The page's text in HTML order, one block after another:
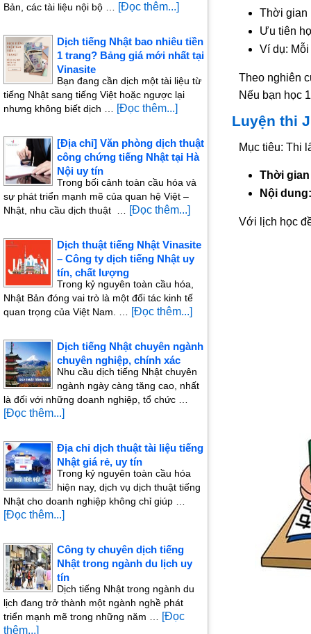
Thời gian
Ưu tiên
Ví dụ:
Theo nghiên
Nếu bạn học
Luyện thi
Mục tiêu: Thi
Thời
Nội
Với lịch học
Bản, các tài liệu nội bộ …
[Đọc thêm...]
Dịch tiếng Nhật bao nhiêu tiền
1 trang? Bảng giá mới nhất tại
Vinasite
Bạn đang cần dịch một tài liệu từ
tiếng Nhật sang tiếng Việt hoặc ngược lại
nhưng không biết dịch …
[Đọc thêm...]
[Địa chỉ] Văn phòng dịch thuật
công chứng tiếng Nhật tại Hà
Nội uy tín
Trong bối cảnh toàn cầu hóa và
sự phát triển mạnh mẽ của quan hệ Việt –
Nhật, nhu cầu dịch thuật …
[Đọc thêm...]
Dịch thuật tiếng Nhật Vinasite
– Công ty dịch tiếng Nhật uy
tín, chất lượng
Trong kỷ nguyên toàn cầu hóa,
Nhật Bản đóng vai trò là một đối tác kinh tế
quan trọng của Việt Nam. …
[Đọc thêm...]
Dịch tiếng Nhật chuyên ngành
chuyên nghiệp, chính xác
Nhu cầu dịch tiếng Nhật chuyên
ngành ngày càng tăng cao, nhất
là đối với những doanh nghiệp, tổ chức …
[Đọc thêm...]
Địa chỉ dịch thuật tài liệu tiếng
Nhật giá rẻ, uy tín
Trong kỷ nguyên toàn cầu hóa
hiện nay, dịch vụ dịch thuật tiếng
Nhật cho doanh nghiệp không chỉ giúp …
[Đọc thêm...]
Công ty chuyên dịch tiếng
Nhật trong ngành du lịch uy
tín
Dịch tiếng Nhật trong ngành du
lịch đang trở thành một ngành nghề phát
triển mạnh mẽ trong những năm …
[Đọc
thêm...]